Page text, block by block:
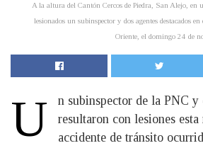
A la altura del Cantón Cercos de Piedra, San Alejo, en
lesionados un subinspector y dos agentes destacados
Oriente, el domingo 24 de
U
n subinspector de la PNC y
resultaron con lesiones esta
accidente de tránsito